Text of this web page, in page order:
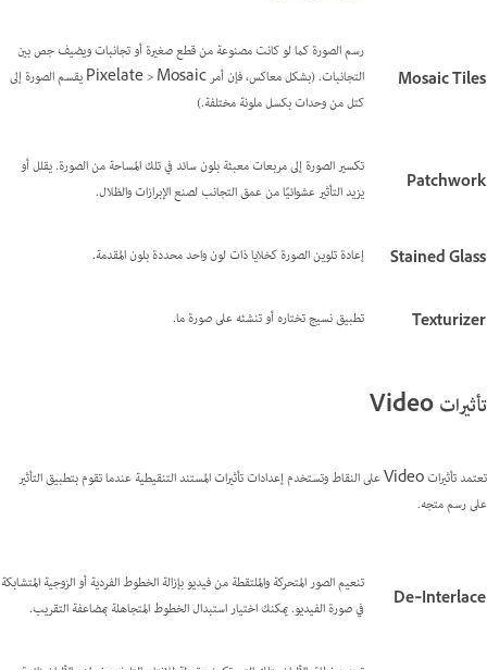
Mosaic Tiles
رسم الصورة كما لو كانت مصنوعة من قطع صغيرة أو تجانبات ويضيف جص بين
التجانبات. (بشكل معاكس، فإن أمر Pixelate > Mosaic يقسم الصورة إلى
كتل من وحدات بكسل ملونة مختلفة.)
Patchwork
تكسير الصورة إلى مربعات معبئة بلون سائد في تلك المساحة من الصورة. يقلل أو
يزيد التأثير عشوائيًا من عمق التجانب لصنع الإبرازات والظلال.
Stained Glass إعادة تلوين الصورة كخلايا ذات لون واحد محددة بلون المقدمة.
Texturizer تطبيق نسيج تختاره أو تنشئه على صورة ما.
تأثيرات Video
تعتمد تأثيرات Video على النقاط وتستخدم إعدادات تأثيرات المستند التنقيطية عندما تقوم بتطبيق التأثير
على رسم متجه.
De‑Interlace
تنعيم الصور المتحركة والملتقطة من فيديو بإزالة الخطوط الفردية أو الزوجية المتشابكة
في صورة الفيديو. يمكنك اختيار استبدال الخطوط المتجاهلة بمضاعفة التقريب.